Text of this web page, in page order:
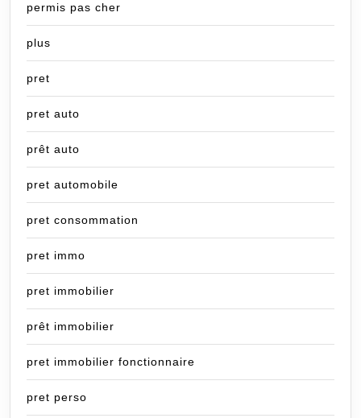
permis pas cher
plus
pret
pret auto
prêt auto
pret automobile
pret consommation
pret immo
pret immobilier
prêt immobilier
pret immobilier fonctionnaire
pret perso